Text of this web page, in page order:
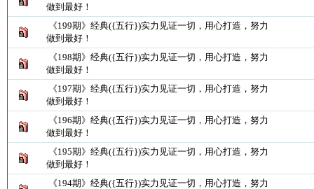
做到最好！
《199期》经典({五行})实力见证一切，用心打造，努力
做到最好！
《198期》经典({五行})实力见证一切，用心打造，努力
做到最好！
《197期》经典({五行})实力见证一切，用心打造，努力
做到最好！
《196期》经典({五行})实力见证一切，用心打造，努力
做到最好！
《195期》经典({五行})实力见证一切，用心打造，努力
做到最好！
《194期》经典({五行})实力见证一切，用心打造，努力